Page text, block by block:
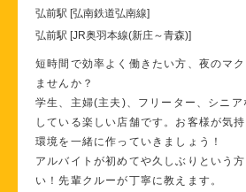
弘前駅 [弘南鉄道弘南線]
弘前駅 [JR奥羽本線(新庄～青森)]
短時間で効率よく働きたい方、夜のマ
ませんか？
学生、主婦(主夫)、フリーター、シニ
している楽しい店舗です。お客様が気
環境を一緒に作っていきましょう！
アルバイトが初めてや久しぶりという
い！先輩クルーが丁寧に教えます。